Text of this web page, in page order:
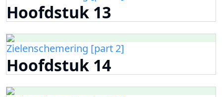
Hoofdstuk 13
Zielenschemering [part 2]
Hoofdstuk 14